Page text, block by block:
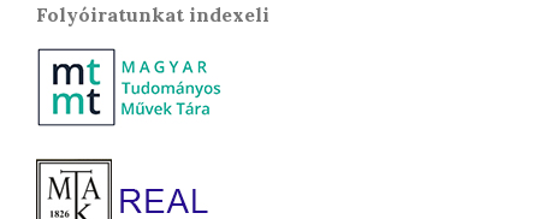
Folyóiratunkat indexeli